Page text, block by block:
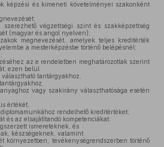
képzési és kimeneti követelményei szakonként
szerezhető végzettségi szint és szakképzettség
(magyar és angol nyelven);
megnevezését, amelyek teljes kreditérték
a mesterképzésbe történő belépésnél;
az e rendeletben meghatározottak szerint
ezen belül
tantárgyakhoz,
vagy szakirány választhatósága esetén
értékét,
rendelhető kreditértéket;
és az elsajátítandó kompetenciákat:
ismereteknek, és
készségeknek, valamint
környezetben, tevékenységrendszerben történő